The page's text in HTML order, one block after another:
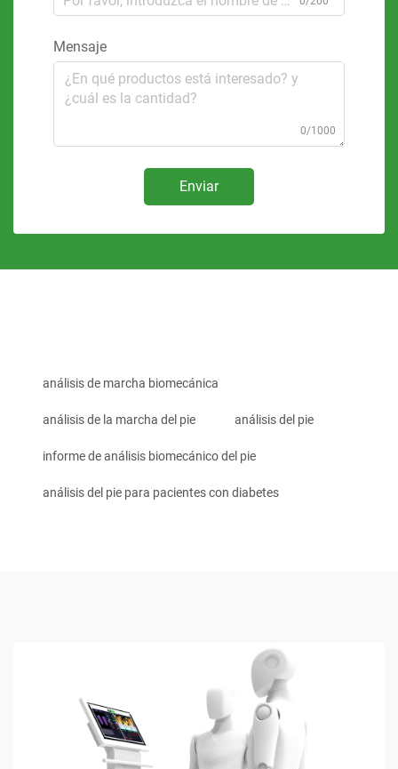
Mensaje
0/1000
Enviar
análisis de marcha biomecánica
análisis de la marcha del pie análisis del pie
informe de análisis biomecánico del pie
análisis del pie para pacientes con diabetes